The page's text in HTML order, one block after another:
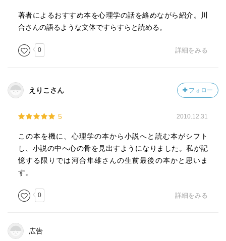
ものすごい力が宿るらしい。
面的な葛藤。海外に行ったところで彼らと全く同じ精神性
大江健三郎『人生の親戚』：一人の人間が自己実現してい
く課程。
るのは単なるセンチメンタル。子供が死んだという事実を
ずっと背負って生きていく、それが本当の自己実現。セン
チメンタルはただの息抜きにはいいけれど。
れた上でどう生きていくか。
著者によるおすすめ本を心理学の話を絡めながら紹介。川
合さんの語るような文体ですらすらと読める。
0 詳細をみる
えりこさん フォロー
5 2010.12.31
この本を機に、心理学の本から小説へと読む本がシフト
し、小説の中へ心の骨を見出すようになりました。私が記
憶する限りでは河合隼雄さんの生前最後の本かと思いま
す。
0 詳細をみる
広告